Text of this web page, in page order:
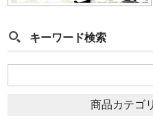
キーワード検索
商品カテゴ